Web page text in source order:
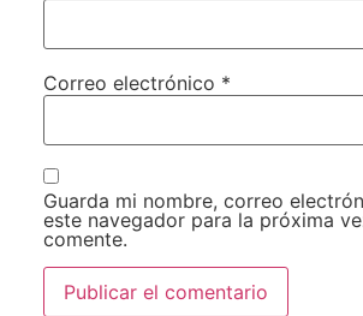
Correo electrónico *
Guarda mi nombre, correo
este navegador para la próxima
comente.